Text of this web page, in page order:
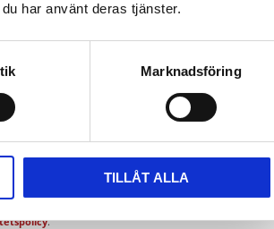
har använt deras tjänster.
Marknadsföring
TILLÅT ALLA
.